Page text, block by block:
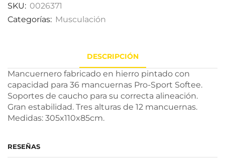
SKU: 0026371
Categorías: Musculación
DESCRIPCIÓN
Mancuernero fabricado en hierro pintado con
capacidad para 36 mancuernas Pro-Sport Softee.
Soportes de caucho para su correcta alineación.
Gran estabilidad. Tres alturas de 12 mancuernas.
Medidas: 305x110x85cm.
RESEÑAS